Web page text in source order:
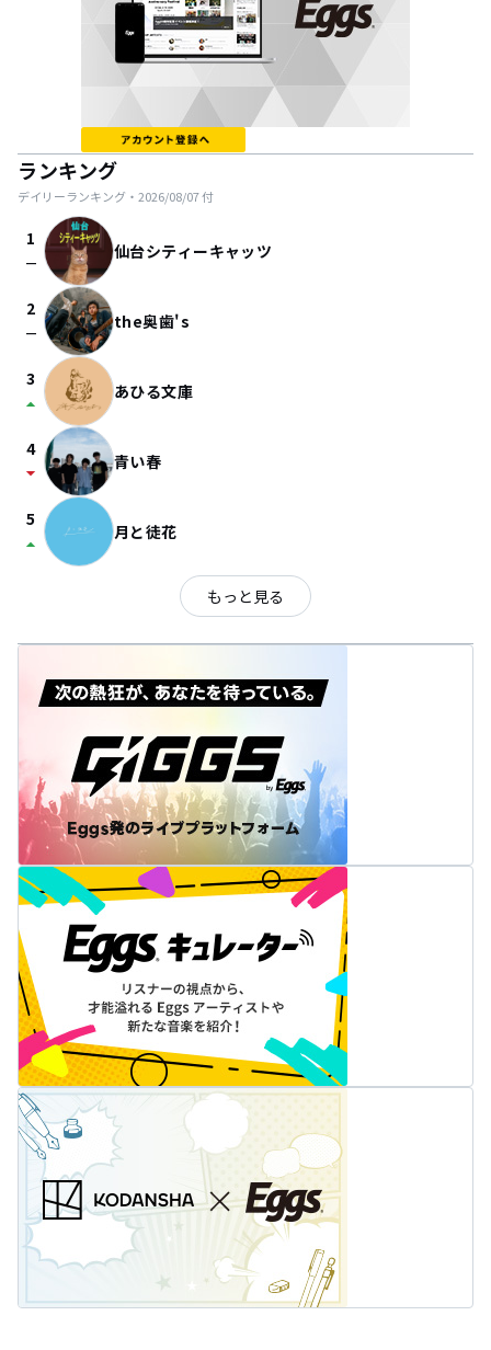
ランキング
デイリーランキング・ 2026/08/07付
1
check_indeterminate_small 仙台シティーキャッツ
2
check_indeterminate_small the奥歯's
3
arrow_drop_up あひる文庫
4
arrow_drop_down 青い春
5
arrow_drop_up 月と徒花
もっと見る